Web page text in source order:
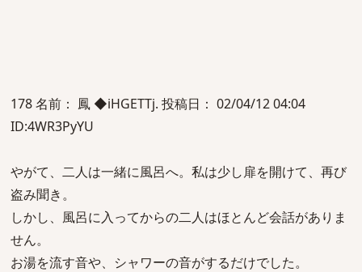
178 名前： 鳳 ◆iHGETTj. 投稿日： 02/04/12 04:04
ID:4WR3PyYU
やがて、二人は一緒に風呂へ。私は少し扉を開けて、再び
盗み聞き。
しかし、風呂に入ってからの二人はほとんど会話がありま
せん。
お湯を流す音や、シャワーの音がするだけでした。